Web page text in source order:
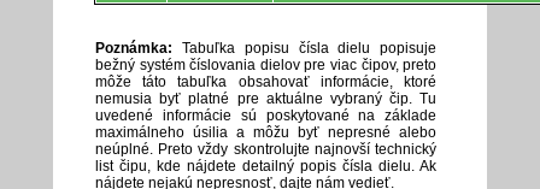
Poznámka: Tabuľka popisu čísla dielu popisuje
bežný systém číslovania dielov pre viac čipov, preto
môže táto tabuľka obsahovať informácie, ktoré
nemusia byť platné pre aktuálne vybraný čip. Tu
uvedené informácie sú poskytované na základe
maximálneho úsilia a môžu byť nepresné alebo
neúplné. Preto vždy skontrolujte najnovší technický
list čipu, kde nájdete detailný popis čísla dielu. Ak
nájdete nejakú nepresnosť, dajte nám vedieť.